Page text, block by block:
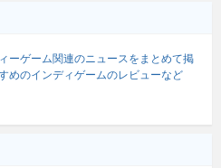
ーゲーム関連のニュースをまとめて掲
めのインディゲームのレビューなど